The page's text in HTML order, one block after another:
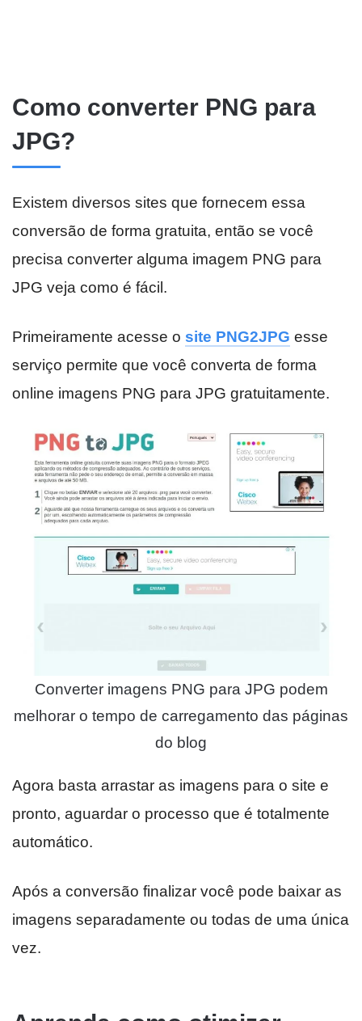
Como converter PNG para
JPG?
Existem diversos sites que fornecem essa
conversão de forma gratuita, então se você
precisa converter alguma imagem PNG para
JPG veja como é fácil.
Primeiramente acesse o site PNG2JPG esse
serviço permite que você converta de forma
online imagens PNG para JPG gratuitamente.
Converter imagens PNG para JPG podem
melhorar o tempo de carregamento das páginas
do blog
Agora basta arrastar as imagens para o site e
pronto, aguardar o processo que é totalmente
automático.
Após a conversão finalizar você pode baixar as
imagens separadamente ou todas de uma única
vez.